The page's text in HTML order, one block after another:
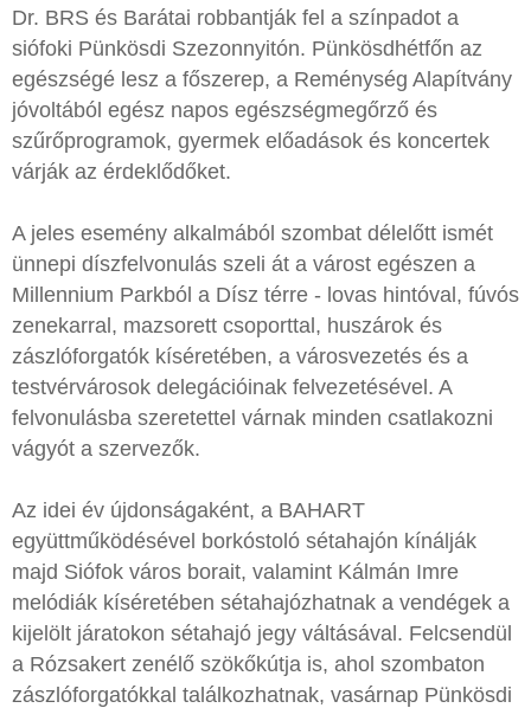
Dr. BRS és Barátai robbantják fel a színpadot a
siófoki Pünkösdi Szezonnyitón. Pünkösdhétfőn az
egészségé lesz a főszerep, a Reménység Alapítvány
jóvoltából egész napos egészségmegőrző és
szűrőprogramok, gyermek előadások és koncertek
várják az érdeklődőket.
A jeles esemény alkalmából szombat délelőtt ismét
ünnepi díszfelvonulás szeli át a várost egészen a
Millennium Parkból a Dísz térre - lovas hintóval, fúvós
zenekarral, mazsorett csoporttal, huszárok és
zászlóforgatók kíséretében, a városvezetés és a
testvérvárosok delegációinak felvezetésével. A
felvonulásba szeretettel várnak minden csatlakozni
vágyót a szervezők.
Az idei év újdonságaként, a BAHART
együttműködésével borkóstoló sétahajón kínálják
majd Siófok város borait, valamint Kálmán Imre
melódiák kíséretében sétahajózhatnak a vendégek a
kijelölt járatokon sétahajó jegy váltásával. Felcsendül
a Rózsakert zenélő szökőkútja is, ahol szombaton
zászlóforgatókkal találkozhatnak, vasárnap Pünkösdi